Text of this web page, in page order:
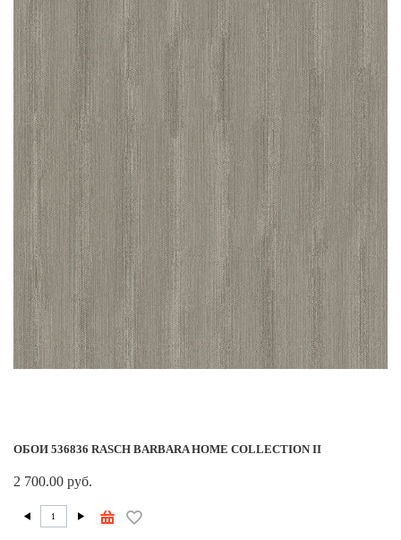
ОБОИ 536836 RASCH BARBARA HOME COLLECTION II
2 700.00 руб.